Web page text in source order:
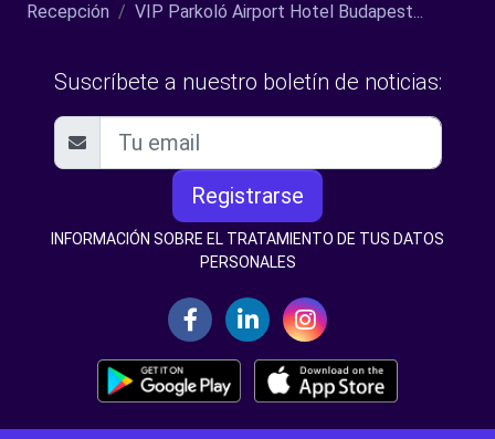
Recepción VIP Parkoló Airport Hotel Budapest...
Suscríbete a nuestro boletín de noticias:
Registrarse
INFORMACIÓN SOBRE EL TRATAMIENTO DE TUS DATOS
PERSONALES